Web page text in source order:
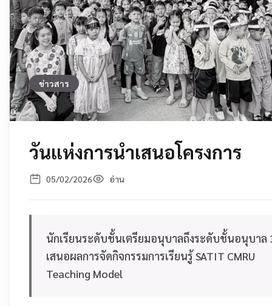
ข่าวสาร
วันแห่งการนำเสนอโครงการ
05/02/2026 อ่าน
นักเรียนระดับชั้นเตรียมอนุบาลถึงระดับชั้นอนุบาล
เสนอผลการจัดกิจกรรมการเรียนรู้ SATIT CMRU
Teaching Model